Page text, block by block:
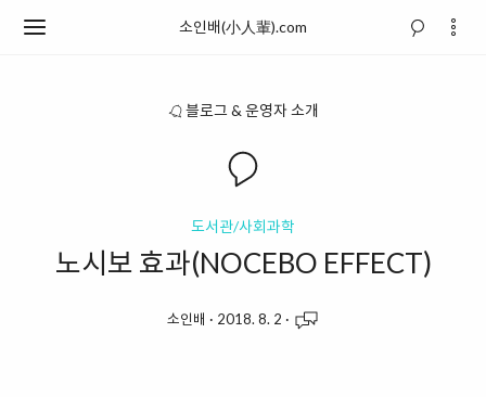
소인배(小人輩).com
블로그 & 운영자 소개
도서관/사회과학
노시보 효과(NOCEBO EFFECT)
소인배 · 2018. 8. 2 ·